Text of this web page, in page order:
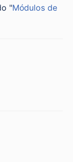
"Módulos de